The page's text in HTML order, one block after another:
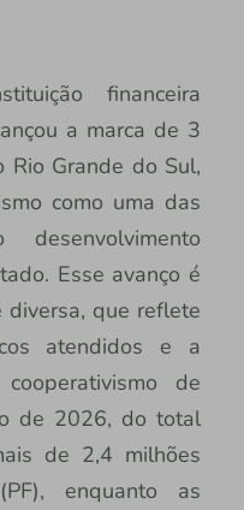
financeira
a marca de 3
Rio Grande do Sul,
como uma das
Esse avanço é
que reflete
atendidos e a
de
de 2026, do total
de 2,4 milhões
enquanto as